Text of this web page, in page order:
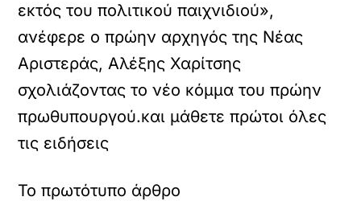
εκτός του πολιτικού παιχνιδιού»,
ανέφερε ο πρώην αρχηγός της Νέας
Αριστεράς, Αλέξης Χαρίτσης
σχολιάζοντας το νέο κόμμα του πρώην
πρωθυπουργού.και μάθετε πρώτοι όλες
τις ειδήσεις
Το πρωτότυπο άρθρο